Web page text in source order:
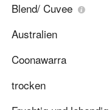
Blend/ Cuvee
Australien
Coonawarra
trocken